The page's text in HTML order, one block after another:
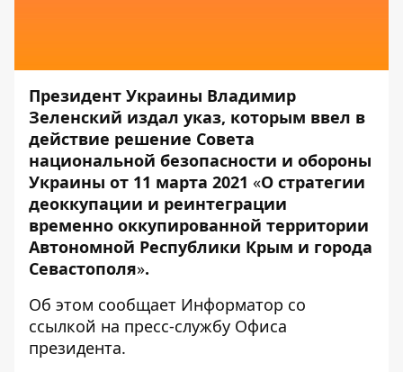
Президент Украины Владимир
Зеленский издал указ, которым ввел в
действие решение Совета
национальной безопасности и обороны
Украины от 11 марта 2021 «О стратегии
деоккупации и реинтеграции
временно оккупированной территории
Автономной Республики Крым и города
Севастополя».
Об этом сообщает Информатор со
ссылкой на пресс-службу Офиса
президента.